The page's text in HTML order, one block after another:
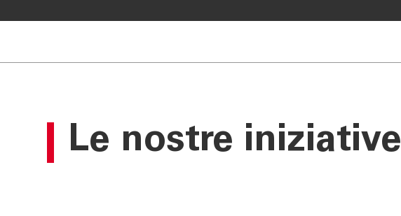
Club Sparkasse
Governance
Alta Direzione
Le nostre iniziative